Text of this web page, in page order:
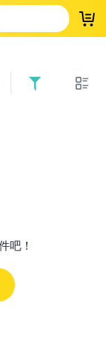
登
吧！